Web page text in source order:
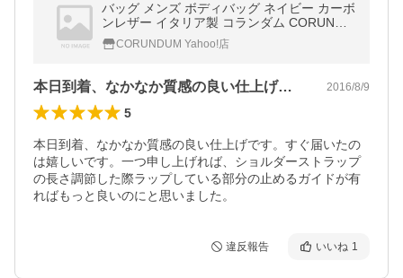
バッグ メンズ ボディバッグ ネイビー カーボ
ンレザー イタリア製 コランダム CORUNDU
M CORUNDUM Yahoo!店
本日到着、なかなか質感の良い仕上げです… 2016/8/9
5
本日到着、なかなか質感の良い仕上げです。すぐ届いたの
は嬉しいです。一つ申し上げれば、ショルダーストラップ
の長さ調節した際ラップしている部分の止めるガイドが有
ればもっと良いのにと思いました。
違反報告 いいね 1